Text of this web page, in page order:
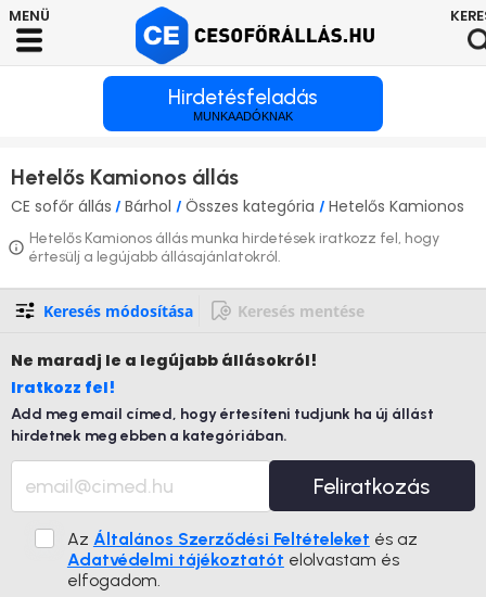
Hirdetésfeladás
MUNKAADÓKNAK
Hetelős Kamionos állás
CE sofőr állás / Bárhol / Összes kategória / Hetelős Kamionos
Hetelős Kamionos állás munka hirdetések iratkozz fel, hogy
értesülj a legújabb állásajánlatokról.
Keresés módosítása Keresés mentése
Ne maradj le a legújabb állásokról!
Iratkozz fel!
Add meg email címed, hogy értesíteni tudjunk ha új állást
hirdetnek meg ebben a kategóriában.
Feliratkozás
Az Általános Szerződési Feltételeket és az
Adatvédelmi tájékoztatót elolvastam és
elfogadom.